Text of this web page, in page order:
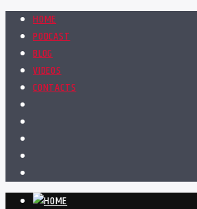
HOME
PODCAST
BLOG
VIDEOS
CONTACTS